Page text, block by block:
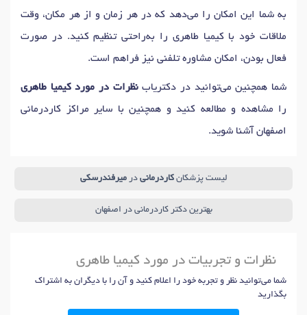
به شما این امکان را می‌دهد که در هر زمان و از هر مکان، وقت
ملاقات خود با کیمیا طاهری را به‌راحتی تنظیم کنید. در صورت
فعال بودن، امکان مشاوره تلفنی نیز فراهم است.
شما همچنین می‌توانید در دکتریابنظرات در مورد کیمیا طاهری
را مشاهده و مطالعه کنید و همچنین با سایر مراکز کاردرمانی
اصفهان آشنا شوید.
لیست پزشکانکاردرمانی درمیرفندرسکی
بهترین دکتر کاردرمانی در اصفهان
نظرات و تجربیات در مورد کیمیا طاهری
شما می‌توانید نظر و تجربه خود را اعلام کنید و آن را با دیگران به اشتراک
بگذارید